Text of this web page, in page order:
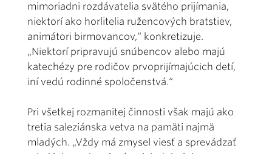
mimoriadni rozdávatelia svätého prijímania,
niektorí ako horlitelia ružencových bratstiev,
animátori birmovancov,“ konkretizuje.
„Niektorí pripravujú snúbencov alebo majú
katechézy pre rodičov prvoprijímajúcich detí,
iní vedú rodinné spoločenstvá.“
Pri všetkej rozmanitej činnosti však majú ako
tretia saleziánska vetva na pamäti najmä
mladých. „Vždy má zmysel viesť a sprevádzať